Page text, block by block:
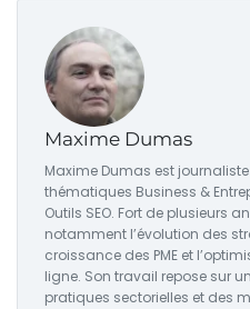
Maxime Dumas
Maxime Dumas est
thématiques Business &
Outils SEO. Fort de plusieurs
notamment l’évolution des
croissance des PME et
ligne. Son travail repose sur
pratiques sectorielles et des